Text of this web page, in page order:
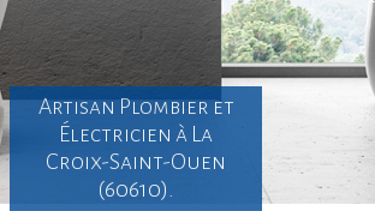
Artisan Plombier et
Électricien à La
Croix-Saint-Ouen
(60610).